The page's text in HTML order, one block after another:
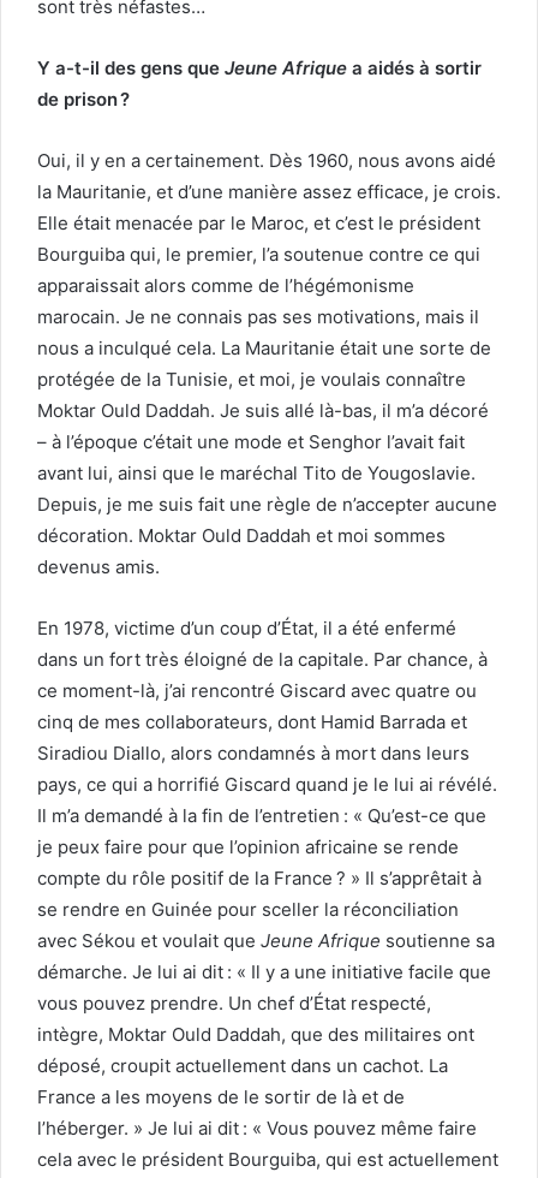
sont très néfastes…
Y a-t-il des gens que Jeune Afrique a aidés à sortir
de prison ?
Oui, il y en a certainement. Dès 1960, nous avons aidé
la Mauritanie, et d’une manière assez efficace, je crois.
Elle était menacée par le Maroc, et c’est le président
Bourguiba qui, le premier, l’a soutenue contre ce qui
apparaissait alors comme de l’hégémonisme
marocain. Je ne connais pas ses motivations, mais il
nous a inculqué cela. La Mauritanie était une sorte de
protégée de la Tunisie, et moi, je voulais connaître
Moktar Ould Daddah. Je suis allé là-bas, il m’a décoré
– à l’époque c’était une mode et Senghor l’avait fait
avant lui, ainsi que le maréchal Tito de Yougoslavie.
Depuis, je me suis fait une règle de n’accepter aucune
décoration. Moktar Ould Daddah et moi sommes
devenus amis.
En 1978, victime d’un coup d’État, il a été enfermé
dans un fort très éloigné de la capitale. Par chance, à
ce moment-là, j’ai rencontré Giscard avec quatre ou
cinq de mes collaborateurs, dont Hamid Barrada et
Siradiou Diallo, alors condamnés à mort dans leurs
pays, ce qui a horrifié Giscard quand je le lui ai révélé.
Il m’a demandé à la fin de l’entretien : « Qu’est-ce que
je peux faire pour que l’opinion africaine se rende
compte du rôle positif de la France ? » Il s’apprêtait à
se rendre en Guinée pour sceller la réconciliation
avec Sékou et voulait que Jeune Afrique soutienne sa
démarche. Je lui ai dit : « Il y a une initiative facile que
vous pouvez prendre. Un chef d’État respecté,
intègre, Moktar Ould Daddah, que des militaires ont
déposé, croupit actuellement dans un cachot. La
France a les moyens de le sortir de là et de
l’héberger. » Je lui ai dit : « Vous pouvez même faire
cela avec le président Bourguiba, qui est actuellement